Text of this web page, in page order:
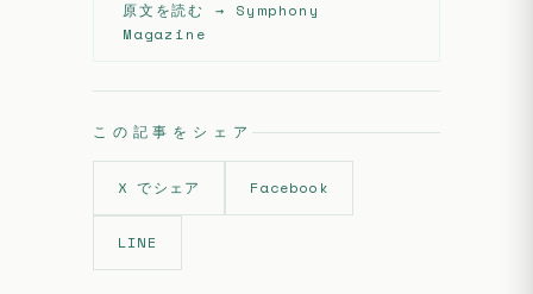
原文を読む → Symphony
Magazine
この記事をシェア
X でシェア Facebook
LINE